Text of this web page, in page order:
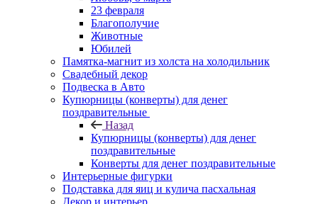
23 февраля
Благополучие
Животные
Юбилей
Памятка-магнит из холста на холодильник
Свадебный декор
Подвеска в Авто
Купюрницы (конверты) для денег
поздравительные
Назад
Купюрницы (конверты) для денег
поздравительные
Конверты для денег поздравительные
Интерьерные фигурки
Подставка для яиц и кулича пасхальная
Декор и интерьер